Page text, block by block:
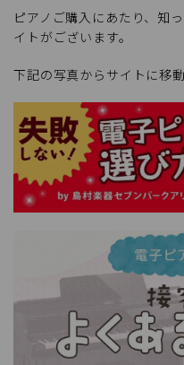
ピアノご購入にあたり、知
イトがございます。
下記の写真からサイトに移